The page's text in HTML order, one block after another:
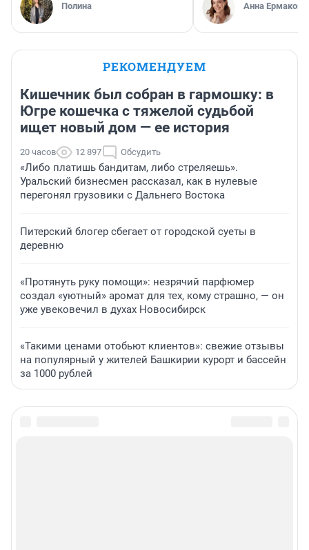
Полина Анна Ермакова
РЕКОМЕНДУЕМ
Кишечник был собран в гармошку: в
Югре кошечка с тяжелой судьбой
ищет новый дом — ее история
20 часов 12 897 Обсудить
«Либо платишь бандитам, либо стреляешь».
Уральский бизнесмен рассказал, как в нулевые
перегонял грузовики с Дальнего Востока
Питерский блогер сбегает от городской суеты в
деревню
«Протянуть руку помощи»: незрячий парфюмер
создал «уютный» аромат для тех, кому страшно, — он
уже увековечил в духах Новосибирск
«Такими ценами отобьют клиентов»: свежие отзывы
на популярный у жителей Башкирии курорт и бассейн
за 1000 рублей